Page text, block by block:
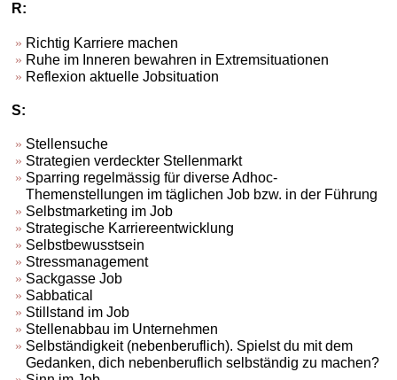
R:
Richtig Karriere machen
Ruhe im Inneren bewahren in Extremsituationen
Reflexion aktuelle Jobsituation
S:
Stellensuche
Strategien verdeckter Stellenmarkt
Sparring regelmässig für diverse Adhoc-
Themenstellungen im täglichen Job bzw. in der Führung
Selbstmarketing im Job
Strategische Karriereentwicklung
Selbstbewusstsein
Stressmanagement
Sackgasse Job
Sabbatical
Stillstand im Job
Stellenabbau im Unternehmen
Selbständigkeit (nebenberuflich). Spielst du mit dem
Gedanken, dich nebenberuflich selbständig zu machen?